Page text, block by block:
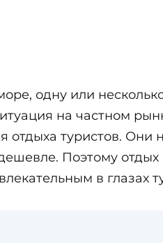
одну или
на частном
отдыха туристов. Они
Поэтому
в глазах